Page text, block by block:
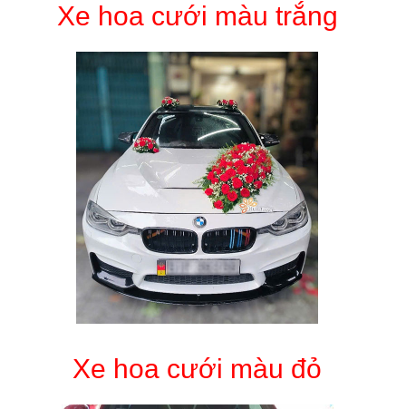
Xe hoa cưới màu trắng
Xe hoa cưới màu đỏ